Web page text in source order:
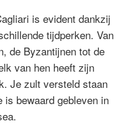
is evident dankzij
tijdperken. Van
de Byzantijnen tot de
van hen heeft zijn
Je zult versteld staan
bewaard gebleven in